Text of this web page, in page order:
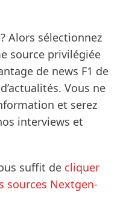
Alors sélectionnez
source privilégiée
de news F1 de
Vous ne
et serez
interviews et
suffit de cliquer
sources Nextgen-